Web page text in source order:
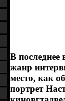
В
жанр
место, как
портрет